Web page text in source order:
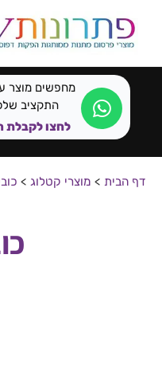
מחפשים מוצר
התקציב
לחצו לקבלת
דף הבית > מוצרי קטלוג >